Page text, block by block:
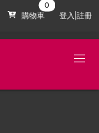
購物車 登入|註冊